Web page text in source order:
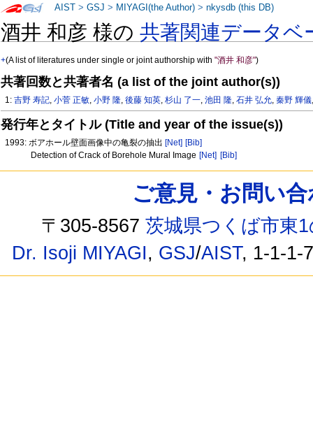
酒井 和彦 様の共著関連データベ
+(A list of literatures under single or joint authorship with"酒井 和彦")
共著回数と共著者名 (a list of the joint author(s))
1:吉野 寿記,小菅 正敏,小野 隆,後藤 知英,杉山 了一,池田 隆,石井 弘允,秦野 輝儀
発行年とタイトル (Title and year of the issue(s))
1993: ボアホール壁面画像中の亀裂の抽出 [Net] [Bib]
Detection of Crack of Borehole Mural Image [Net] [Bib]
AIST >GSJ > MIYAGI(the Author) >nkysdb (this DB)
ご意見・お問い
〒305-8567茨城県つくば市東
Dr. Isoji MIYAGI, GSJ/AIST, 1-1-1-